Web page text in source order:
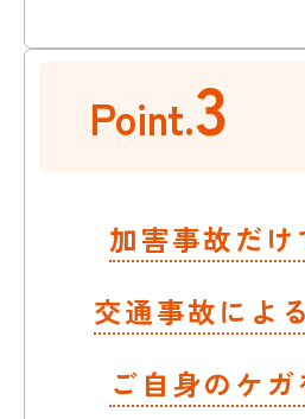
Point.3
加害事故だけ
交通事故によ
ご自身のケガ